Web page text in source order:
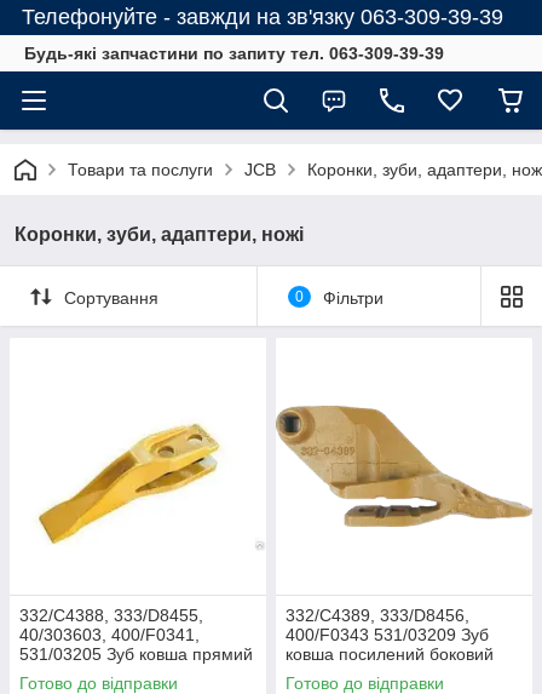
Телефонуйте - завжди на зв'язку 063-309-39-39
Будь-які запчастини по запиту тел. 063-309-39-39
Товари та послуги JCB Коронки, зуби, адаптери,
Коронки, зуби, адаптери, ножі
Сортування 0 Фільтри
332/C4388, 333/D8455,
40/303603, 400/F0341,
531/03205 Зуб ковша прямий
на JCB 3CX, 4CX
Готово до відправки
332/C4389, 333/D8456,
400/F0343 531/03209 Зуб
ковша посилений боковий
лівий на JCB 3CX, 4CX
Готово до відправки